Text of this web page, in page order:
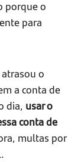
porque o
para
o
a conta de
dia, usar o
conta de
multas por